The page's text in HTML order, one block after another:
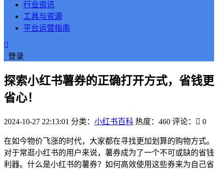
行业资讯
工具与资源
平台运营指南
登录
探索小红书薯券的正确打开方式，省钱更
省心！
2024-10-27 22:13:01 分类： 小红书百科 热度：460 评论： 0
在如今物价飞涨的时代，大家都在寻找更加划算的购物方式。
对于常逛小红书的用户来说，薯券成为了一个不可或缺的省钱
利器。什么是小红书的薯券？如何高效使用这些券来为自己省